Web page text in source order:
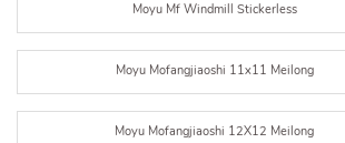
Moyu Mf Windmill Stickerless
Moyu Mofangjiaoshi 11x11 Meilong
Moyu Mofangjiaoshi 12X12 Meilong